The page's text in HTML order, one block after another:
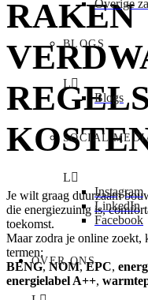
Overige
BLOGS
Blogs
SOCIAL
Instagram
LinkedIn
Facebook
OVER ONS
RAKEN
Je wilt graag duurzaam
die energiezuinig is,
toekomst.
Maar zodra je online zoekt,
termen:
BENG, NOM,EPC,
energielabel A++,